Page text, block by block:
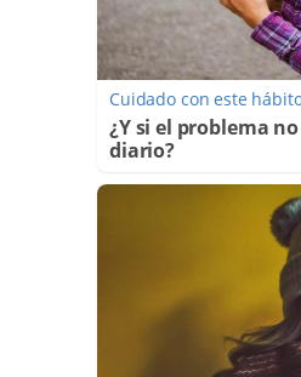
Cuidado con este
¿Y si el problema
diario?